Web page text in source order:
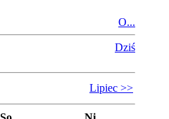
O...
Dziś
Lipiec >>